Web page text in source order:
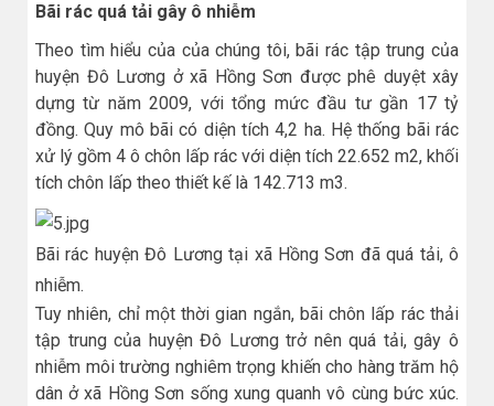
Bãi rác quá tải gây ô nhiễm
Theo tìm hiểu của của chúng tôi, bãi rác tập trung của
huyện Đô Lương ở xã Hồng Sơn được phê duyệt xây
dựng từ năm 2009, với tổng mức đầu tư gần 17 tỷ
đồng. Quy mô bãi có diện tích 4,2 ha. Hệ thống bãi rác
xử lý gồm 4 ô chôn lấp rác với diện tích 22.652 m2, khối
tích chôn lấp theo thiết kế là 142.713 m3.
Bãi rác huyện Đô Lương tại xã Hồng Sơn đã quá tải, ô
nhiễm.
Tuy nhiên, chỉ một thời gian ngắn, bãi chôn lấp rác thải
tập trung của huyện Đô Lương trở nên quá tải, gây ô
nhiễm môi trường nghiêm trọng khiến cho hàng trăm hộ
dân ở xã Hồng Sơn sống xung quanh vô cùng bức xúc.